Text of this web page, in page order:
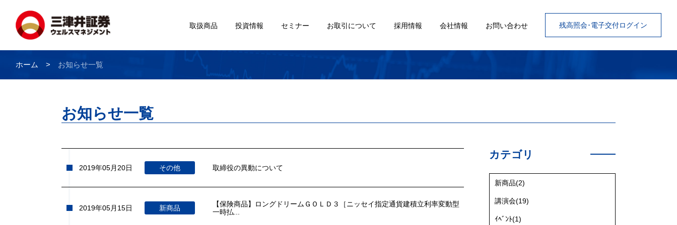
取扱商品 投資情報 セミナー お取引について 採用情報 会社情報 お問い合わせ 残高照会･電子交付ログイン
ホーム お知らせ一覧
お知らせ一覧
2019年05月20日 その他 取締役の異動について
2019年05月15日 新商品
【保険商品】ロングドリームＧＯＬＤ３［ニッセイ指定通貨建積立利率変動型
一時払...
カテゴリ
新商品(2)
講演会(19)
ｲﾍﾞﾝﾄ(1)